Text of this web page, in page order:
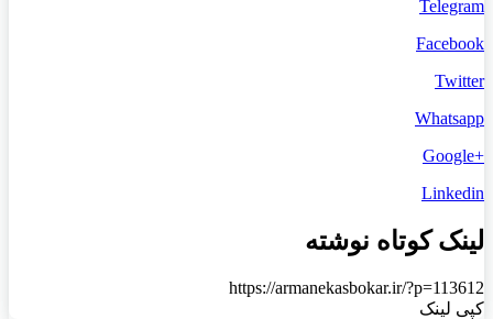
Telegram
Facebook
Twitter
Whatsapp
+Google
Linkedin
لینک کوتاه نوشته
https://armanekasbokar.ir/?p=113612
کپی لینک